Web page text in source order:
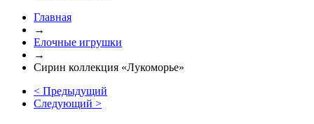
Главная
→
Елочные игрушки
→
Сирин коллекция «Лукоморье»
< Предыдущий
Следующий >